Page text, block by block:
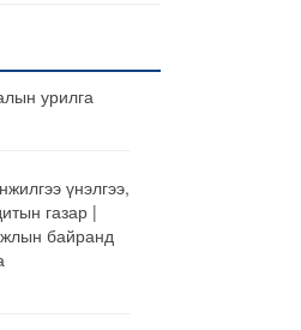
урилга
үнэлгээ,
газар |
байранд